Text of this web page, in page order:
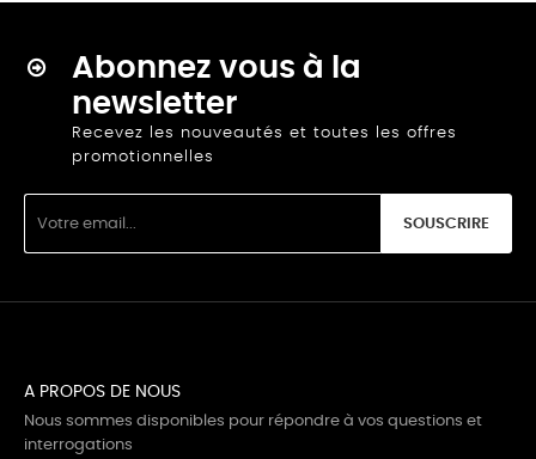
Abonnez vous à la
newsletter
Recevez les nouveautés et toutes les offres
promotionnelles
SOUSCRIRE
A PROPOS DE NOUS
Nous sommes disponibles pour répondre à vos questions et
interrogations